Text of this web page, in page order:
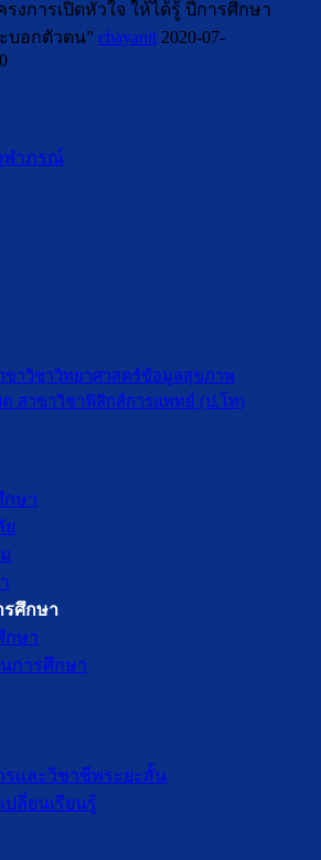
งการเปิดหัวใจ ให้ได้รู้ ปีการศึกษา
บอกตัวตน” chayanit 2020-07-
ฬาภรณ์
าวิชาวิทยาศาสตร์ข้อมูลสุขภาพ
สาขาวิชาฟิสิกส์การแพทย์ (ป.โท)
กษา
ย
ศึกษา
กษา
การศึกษา
รและวิชาชีพระยะสั้น
ปลี่ยนเรียนรู้